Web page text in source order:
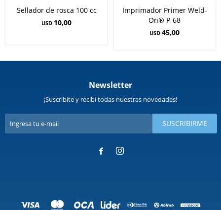
Sellador de rosca 100 cc
USD 10,00
Imprimador Primer Weld-
On® P-68
USD 45,00
Newsletter
¡Suscribite y recibí todas nuestras novedades!
SUSCRIBIRME
 